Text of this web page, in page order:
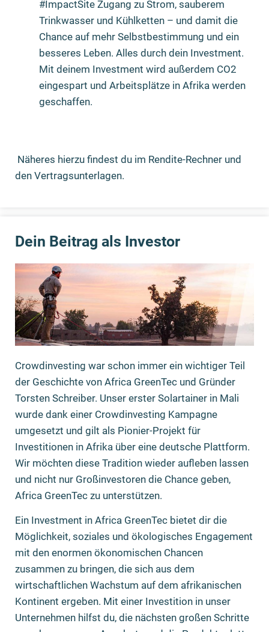
#ImpactSite Zugang zu Strom, sauberem
Trinkwasser und Kühlketten – und damit die
Chance auf mehr Selbstbestimmung und ein
besseres Leben. Alles durch dein Investment.
Mit deinem Investment wird außerdem CO2
eingespart und Arbeitsplätze in Afrika werden
geschaffen.
Näheres hierzu findest du im Rendite-Rechner und
den Vertragsunterlagen.
Dein Beitrag als Investor
Crowdinvesting war schon immer ein wichtiger Teil
der Geschichte von Africa GreenTec und Gründer
Torsten Schreiber. Unser erster Solartainer in Mali
wurde dank einer Crowdinvesting Kampagne
umgesetzt und gilt als Pionier-Projekt für
Investitionen in Afrika über eine deutsche Plattform.
Wir möchten diese Tradition wieder aufleben lassen
und nicht nur Großinvestoren die Chance geben,
Africa GreenTec zu unterstützen.
Ein Investment in Africa GreenTec bietet dir die
Möglichkeit, soziales und ökologisches Engagement
mit den enormen ökonomischen Chancen
zusammen zu bringen, die sich aus dem
wirtschaftlichen Wachstum auf dem afrikanischen
Kontinent ergeben. Mit einer Investition in unser
Unternehmen hilfst du, die nächsten großen Schritte